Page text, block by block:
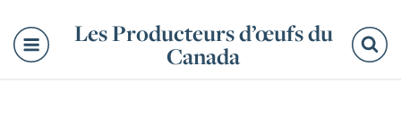
Les Producteurs d’œufs du
Canada